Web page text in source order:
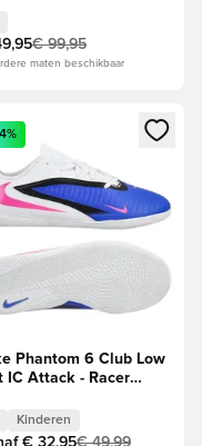
€ 99,95
maten beschikbaar
of je aan te melden als
een venster om in te
Phantom 6 Club Low
IC Attack - Racer
Kinderen
€ 32,95€ 49,99